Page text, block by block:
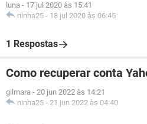
luna - 17 jul 2020 às 15:41
ninha25 - 18 jul 2020 às 06:45
1 Respostas
Como recuperar conta
gilmara - 20 jun 2022 às 14:21
ninha25 - 21 jun 2022 às 04:40